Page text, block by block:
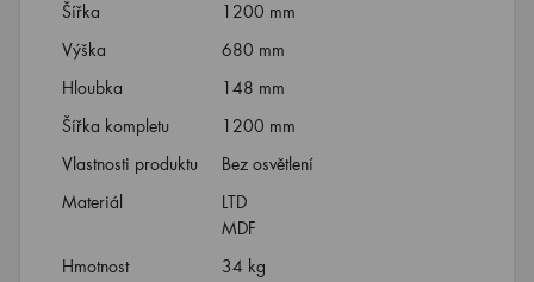
Šířka
1200 mm
Výška
680 mm
Hloubka
148 mm
Šířka kompletu
1200 mm
Vlastnosti produktu
Bez osvětlení
Materiál
LTD
MDF
Hmotnost
34 kg